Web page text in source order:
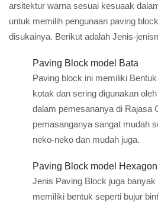
arsitektur warna sesuai kesuaak
untuk memilih pengunaan paving
disukainya. Berikut adalah Jenis-
Paving Block model Bata
Paving block ini memiliki
kotak dan sering digunakan
dalam pemesananya di Rajasa
pemasanganya sangat mudah
neko-neko dan mudah juga.
Paving Block model Hexagon
Jenis Paving Block juga
memiliki bentuk seperti bujur